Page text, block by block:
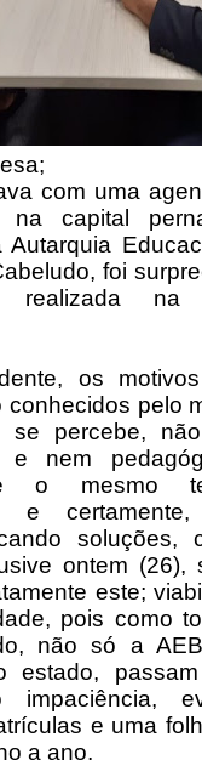
com uma
na capital
Autarquia
foi
realizada
os
conhecidos pelo
se percebe,
e nem
o mesmo
e
soluções,
ontem (26),
este;
pois como
não só a
estado,
impaciência,
e uma
a ano.